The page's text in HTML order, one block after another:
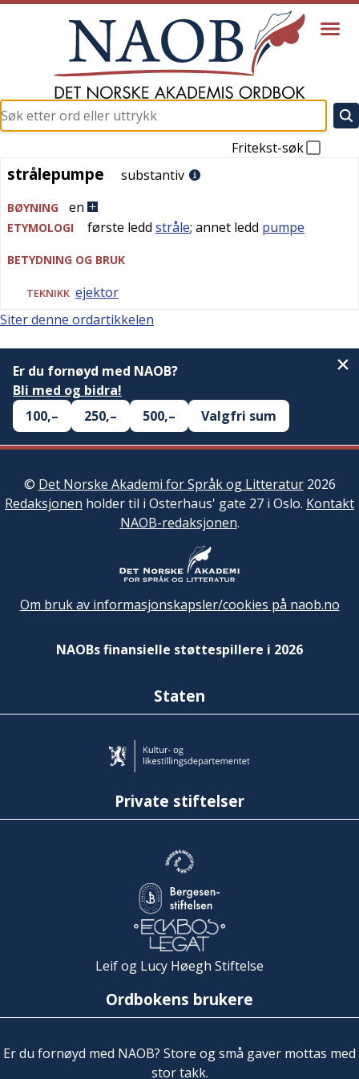
Fritekst-søk
strålepumpe
strålepumpe substantiv
BØYNING en
ETYMOLOGI første ledd stråle; annet ledd pumpe
BETYDNING OG BRUK
TEKNIKK ejektor
Siter denne ordartikkelen
Er du fornøyd med NAOB?
Bli med og bidra!
100,–
250,– 500,– Valgfri sum
© Det Norske Akademi for Språk og Litteratur2026
Redaksjonen holder til i Osterhaus' gate 27 i Oslo. Kontakt
NAOB-redaksjonen.
Om bruk av informasjonskapsler/cookies på naob.no
NAOBs finansielle støttespillere i 2026
Staten
Private stiftelser
Leif og Lucy Høegh Stiftelse
Ordbokens brukere
Er du fornøyd med NAOB? Store og små gaver mottas med
stor takk.